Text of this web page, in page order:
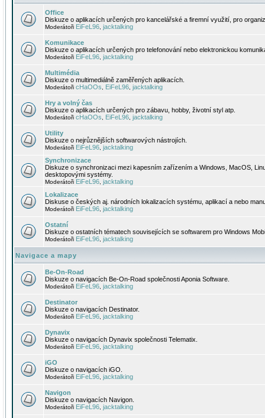
Office
Diskuze o aplikacích určených pro kancelářské a firemní využití, pro
Moderátoři EiFeL96 jacktalking
Komunikace
Diskuze o aplikacích určených pro telefonování nebo elektronickou
Moderátoři EiFeL96 jacktalking
Multimédia
Diskuze o multimediálně zaměřených aplikacích.
Moderátoři cHaOOs EiFeL96 jacktalking
Hry a volný čas
Diskuze o aplikacích určených pro zábavu, hobby, životní styl atp.
Moderátoři cHaOOs EiFeL96 jacktalking
Utility
Diskuze o nejrůznějších softwarových nástrojích.
Moderátoři EiFeL96 jacktalking
Synchronizace
Diskuze o synchronizaci mezi kapesním zařízením a Windows, MacOS,
desktopovými systémy.
Moderátoři EiFeL96 jacktalking
Lokalizace
Diskuse o českých aj. národních lokalizacích systému, aplikací a nebo
Moderátoři EiFeL96 jacktalking
Ostatní
Diskuze o ostatních tématech souvisejících se softwarem pro Windows
Moderátoři EiFeL96 jacktalking
Navigace a mapy
Be-On-Road
Diskuze o navigacích Be-On-Road společnosti Aponia Software.
Moderátoři EiFeL96 jacktalking
Destinator
Diskuze o navigacích Destinator.
Moderátoři EiFeL96 jacktalking
Dynavix
Diskuze o navigacích Dynavix společnosti Telematix.
Moderátoři EiFeL96 jacktalking
iGO
Diskuze o navigacích iGO.
Moderátoři EiFeL96 jacktalking
Navigon
Diskuze o navigacích Navigon.
Moderátoři EiFeL96 jacktalking